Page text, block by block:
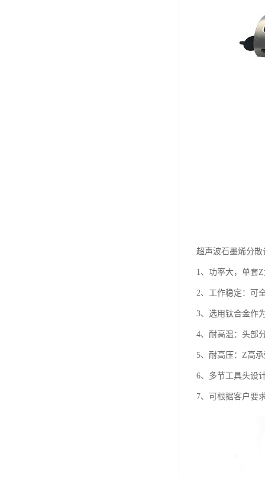
超声波石墨烯分散
1、功率大，单套
2、工作稳定：可
3、选用钛合金作
4、耐高温：头部
5、耐高压：Z高承
6、多节工具头设
7、可根据客户要